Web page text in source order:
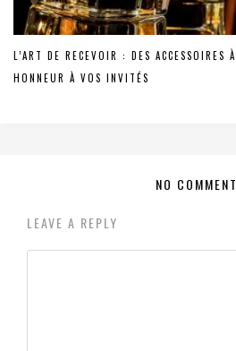
L’ART DE RECEVOIR : DES ACCESSOIRES
HONNEUR À VOS INVITÉS
NO
LEAVE A REPLY